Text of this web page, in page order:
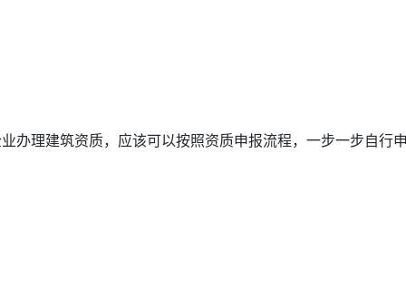
办理建筑资质，应该可以按照资质申报流程，一步一步自行